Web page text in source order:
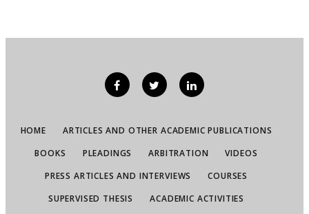
HOME
ARTICLES AND OTHER ACADEMIC PUBLICATIONS
BOOKS
PLEADINGS ARBITRATION
VIDEOS
PRESS ARTICLES AND INTERVIEWS
COURSES
SUPERVISED THESIS
ACADEMIC ACTIVITIES